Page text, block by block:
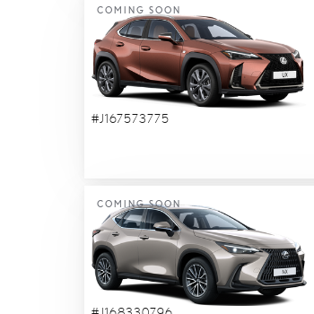
COMING SOON
#J167573775
COMING SOON